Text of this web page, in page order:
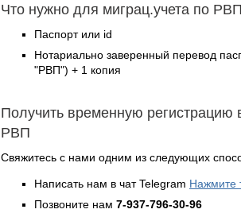
Что нужно для миграц.учета по
Паспорт или id
Нотариально заверенный перевод
"РВП") + 1 копия
Получить временную регистрацию
РВП
Свяжитесь с нами одним из следующих
Написать нам в чат Telegram Нажмите
Позвоните нам 7-937-796-30-96